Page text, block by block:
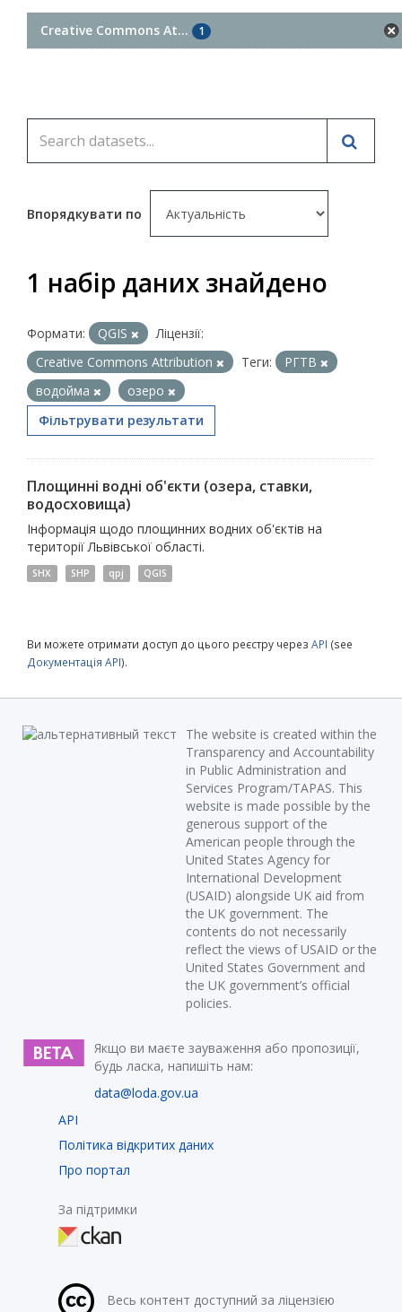
Creative Commons At... 1
Впорядкувати по
1 набір даних знайдено
Формати: QGIS
Ліцензії:
Creative Commons Attribution
Теги:
РГТВ
водойма
озеро
Фільтрувати результати
Площинні водні об'єкти (озера, ставки,
водосховища)
Інформація щодо площинних водних об'єктів на
території Львівської області.
SHX SHP qpj QGIS
Ви можете отримати доступ до цього реєстру через API (see
Документація API).
The website is created within the
Transparency and Accountability
in Public Administration and
Services Program/TAPAS. This
website is made possible by the
generous support of the
American people through the
United States Agency for
International Development
(USAID) alongside UK aid from
the UK government. The
contents do not necessarily
reflect the views of USAID or the
United States Government and
the UK government’s official
policies.
Якщо ви маєте зауваження або пропозиції,
будь ласка, напишіть нам:
data@loda.gov.ua
API
Політика відкритих даних
Про портал
За підтримки
Весь контент доступний за ліцензією